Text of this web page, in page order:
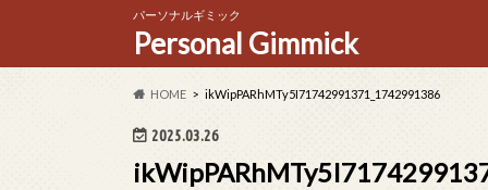
パーソナルギミック
Personal Gimmick
HOME ikWipPARhMTy5I71742991371_1742991386
2025.03.26